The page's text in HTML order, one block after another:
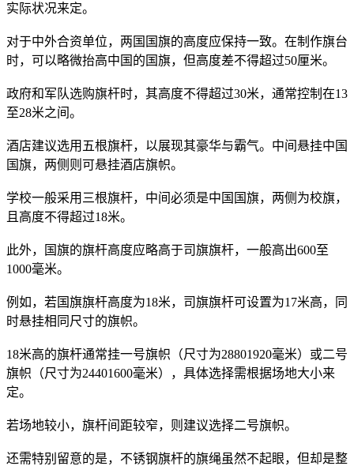
实际状况来定。
对于中外合资单位，两国国旗的高度应保持一致。在制作旗台
时，可以略微抬高中国的国旗，但高度差不得超过50厘米。
政府和军队选购旗杆时，其高度不得超过30米，通常控制在13
至28米之间。
酒店建议选用五根旗杆，以展现其豪华与霸气。中间悬挂中国
国旗，两侧则可悬挂酒店旗帜。
学校一般采用三根旗杆，中间必须是中国国旗，两侧为校旗，
且高度不得超过18米。
此外，国旗的旗杆高度应略高于司旗旗杆，一般高出600至
1000毫米。
例如，若国旗旗杆高度为18米，司旗旗杆可设置为17米高，同
时悬挂相同尺寸的旗帜。
18米高的旗杆通常挂一号旗帜（尺寸为28801920毫米）或二号
旗帜（尺寸为24401600毫米），具体选择需根据场地大小来
定。
若场地较小，旗杆间距较窄，则建议选择二号旗帜。
还需特别留意的是，不锈钢旗杆的旗绳虽然不起眼，但却是整